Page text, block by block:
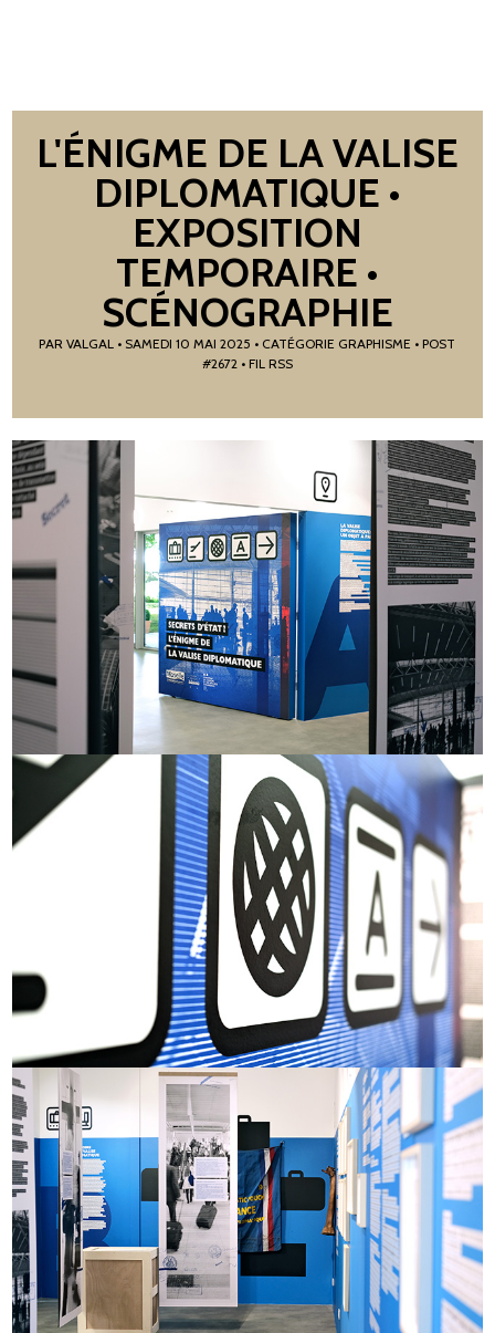
L'ÉNIGME DE LA VALISE
DIPLOMATIQUE •
EXPOSITION
TEMPORAIRE •
SCÉNOGRAPHIE
PARVALGAL • SAMEDI 10 MAI 2025 • CATÉGORIE GRAPHISME • POST
#2672 • FIL RSS